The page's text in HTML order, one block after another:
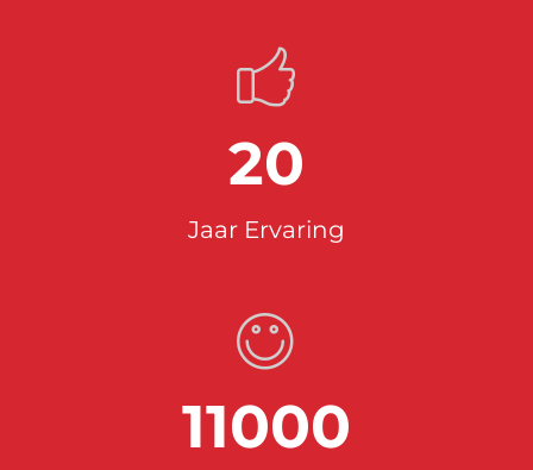
20
Jaar Ervaring
11000